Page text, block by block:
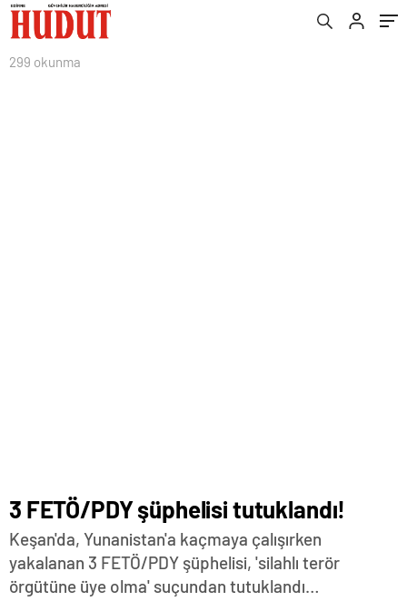
299 okunma
3 FETÖ/PDY şüphelisi tutuklandı!
Keşan'da, Yunanistan'a kaçmaya çalışırken
yakalanan 3 FETÖ/PDY şüphelisi, 'silahlı terör
örgütüne üye olma' suçundan tutuklandı…